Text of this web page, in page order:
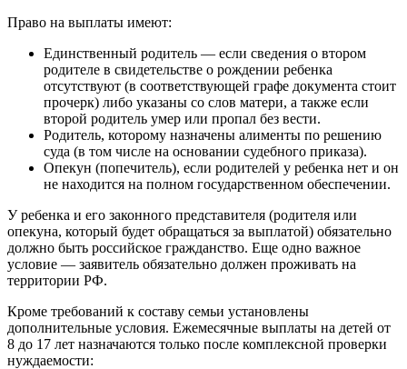
Право на выплаты имеют:
Единственный родитель — если сведения о втором
родителе в свидетельстве о рождении ребенка
отсутствуют (в соответствующей графе документа стоит
прочерк) либо указаны со слов матери, а также если
второй родитель умер или пропал без вести.
Родитель, которому назначены алименты по решению
суда (в том числе на основании судебного приказа).
Опекун (попечитель), если родителей у ребенка нет и он
не находится на полном государственном обеспечении.
У ребенка и его законного представителя (родителя или
опекуна, который будет обращаться за выплатой) обязательно
должно быть российское гражданство. Еще одно важное
условие — заявитель обязательно должен проживать на
территории РФ.
Кроме требований к составу семьи установлены
дополнительные условия. Ежемесячные выплаты на детей от
8 до 17 лет назначаются только после комплексной проверки
нуждаемости: